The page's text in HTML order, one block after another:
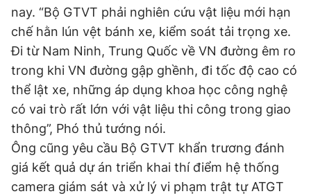
nay. “Bộ GTVT phải nghiên cứu vật liệu mới hạn
chế hằn lún vệt bánh xe, kiểm soát tải trọng xe.
Đi từ Nam Ninh, Trung Quốc về VN đường êm ro
trong khi VN đường gập ghềnh, đi tốc độ cao có
thể lật xe, những áp dụng khoa học công nghệ
có vai trò rất lớn với vật liệu thi công trong giao
thông”, Phó thủ tướng nói.
Ông cũng yêu cầu Bộ GTVT khẩn trương đánh
giá kết quả dự án triển khai thí điểm hệ thống
camera giám sát và xử lý vi phạm trật tự ATGT